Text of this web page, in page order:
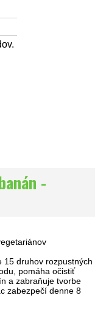
-
15 druhov rozpustných
pomáha očistiť
a zabraňuje tvorbe
zabezpečí denne 8